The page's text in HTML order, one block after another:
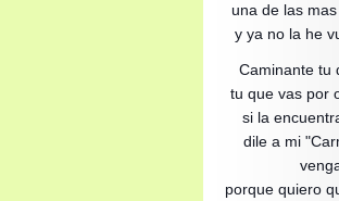
una de las
y ya no la he
Caminante tu
tu que vas por
si la
dile a mi
porque quiero